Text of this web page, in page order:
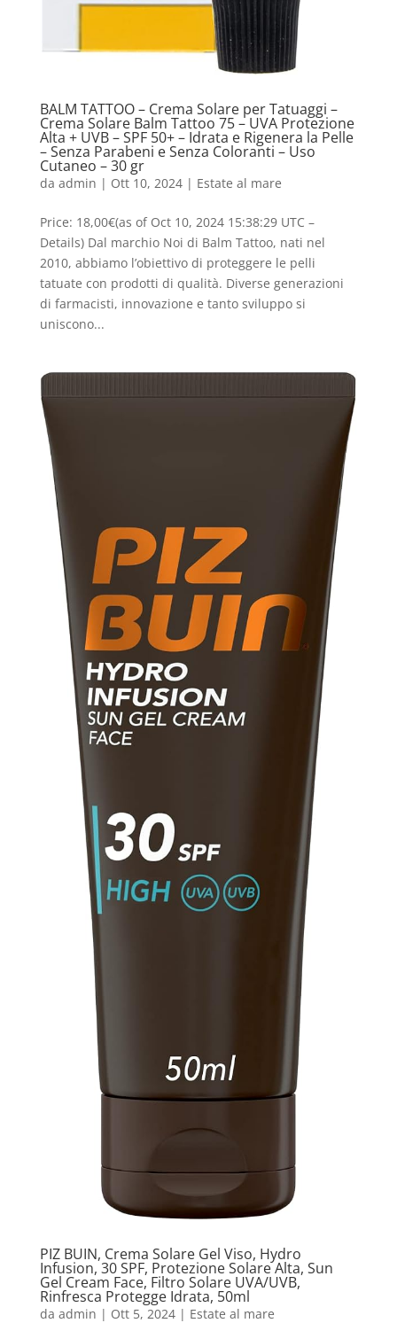
BALM TATTOO – Crema Solare per Tatuaggi –
Crema Solare Balm Tattoo 75 – UVA Protezione
Alta + UVB – SPF 50+ – Idrata e Rigenera la Pelle
– Senza Parabeni e Senza Coloranti – Uso
Cutaneo – 30 gr
da admin | Ott 10, 2024| Estate al mare
Price: 18,00€(as of Oct 10, 2024 15:38:29 UTC –
Details) Dal marchio Noi di Balm Tattoo, nati nel
2010, abbiamo l’obiettivo di proteggere le pelli
tatuate con prodotti di qualità. Diverse generazioni
di farmacisti, innovazione e tanto sviluppo si
uniscono...
PIZ BUIN, Crema Solare Gel Viso, Hydro
Infusion, 30 SPF, Protezione Solare Alta, Sun
Gel Cream Face, Filtro Solare UVA/UVB,
Rinfresca Protegge Idrata, 50ml
da admin | Ott 5, 2024| Estate al mare